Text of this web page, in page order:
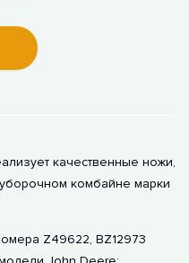
качественные ножи,
комбайне марки
Z49622, BZ12973